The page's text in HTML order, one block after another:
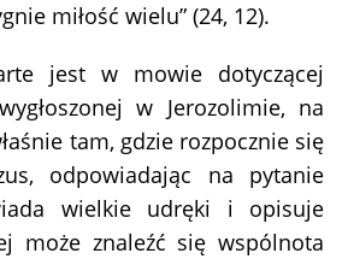
miłość wielu” (24, 12).
jest w mowie dotyczącej
w Jerozolimie, na
tam, gdzie rozpocznie się
odpowiadając na pytanie
wielkie udręki i opisuje
może znaleźć się wspólnota